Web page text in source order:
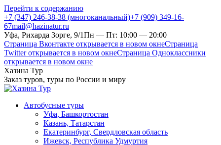
Перейти к содержанию
+7 (347) 246-38-38 (многоканальный)+7 (909) 349-16-
67mail@hazinatur.ru
Уфа, Рихарда Зорге, 9/1Пн — Пт: 10:00 — 20:00
Страница Вконтакте открывается в новом окнеСтраница
Twitter открывается в новом окнеСтраница Одноклассники
открывается в новом окне
Хазина Тур
Заказ туров, туры по России и миру
Автобусные туры
Уфа, Башкортостан
Казань, Татарстан
Екатеринбург, Свердловская область
Ижевск, Республика Удмуртия